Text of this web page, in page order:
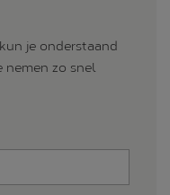
je onderstaand
nemen zo snel